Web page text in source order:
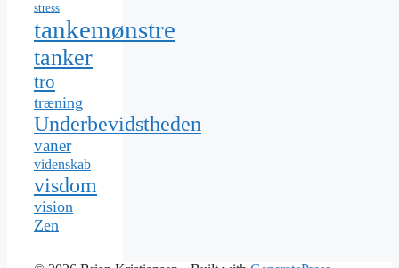
stress
tankemønstre
tanker
tro
træning
Underbevidstheden
vaner
videnskab
visdom
vision
Zen